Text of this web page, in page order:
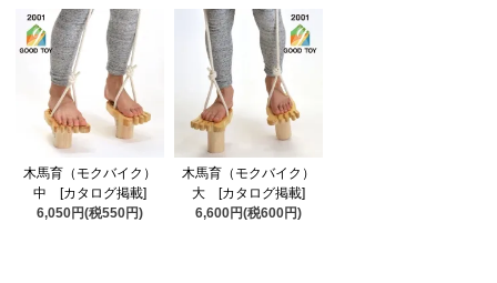
木馬育（モクバイク）
中 [カタログ掲載]
6,050円(税550円)
木馬育（モクバイク）
大 [カタログ掲載]
6,600円(税600円)